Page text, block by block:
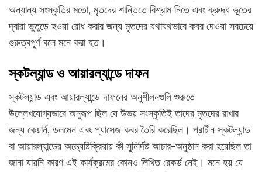
অন্যান্য সংস্কৃতির মতো, মৃতদের শান্তিতে বিশ্রাম নিতে এবং ক্রুদ্ধ ভূতের
দ্বারা ভুতুড়ে হওয়া রোধ করার জন্য মৃতদের যথাযথভাবে কবর দেওয়া সবচেয়ে
গুরুত্বপূর্ণ বলে মনে করা হত।
স্কটল্যান্ড ও আয়ারল্যান্ডে দাফন
স্কটল্যান্ড এবং আয়ারল্যান্ডে দাফনের অনুশীলনগুলি শুরুতে
উল্লেখযোগ্যভাবে অনুরূপ ছিল যে উভয় সংস্কৃতিই তাদের মৃতদের রাখার
জন্য কেয়ার্ন, ডলমেন এবং প্যাসেজ কবর তৈরি করেছিল। প্রাচীন স্কটল্যান্ড
বা আয়ারল্যান্ডের অন্ত্যেষ্টিক্রিয়ায় কী সুনির্দিষ্ট আচার-অনুষ্ঠান করা হয়েছিল তা
জানা যায়নি কারণ এই কার্যক্রমের কোনও লিখিত রেকর্ড নেই। মনে হয় যে